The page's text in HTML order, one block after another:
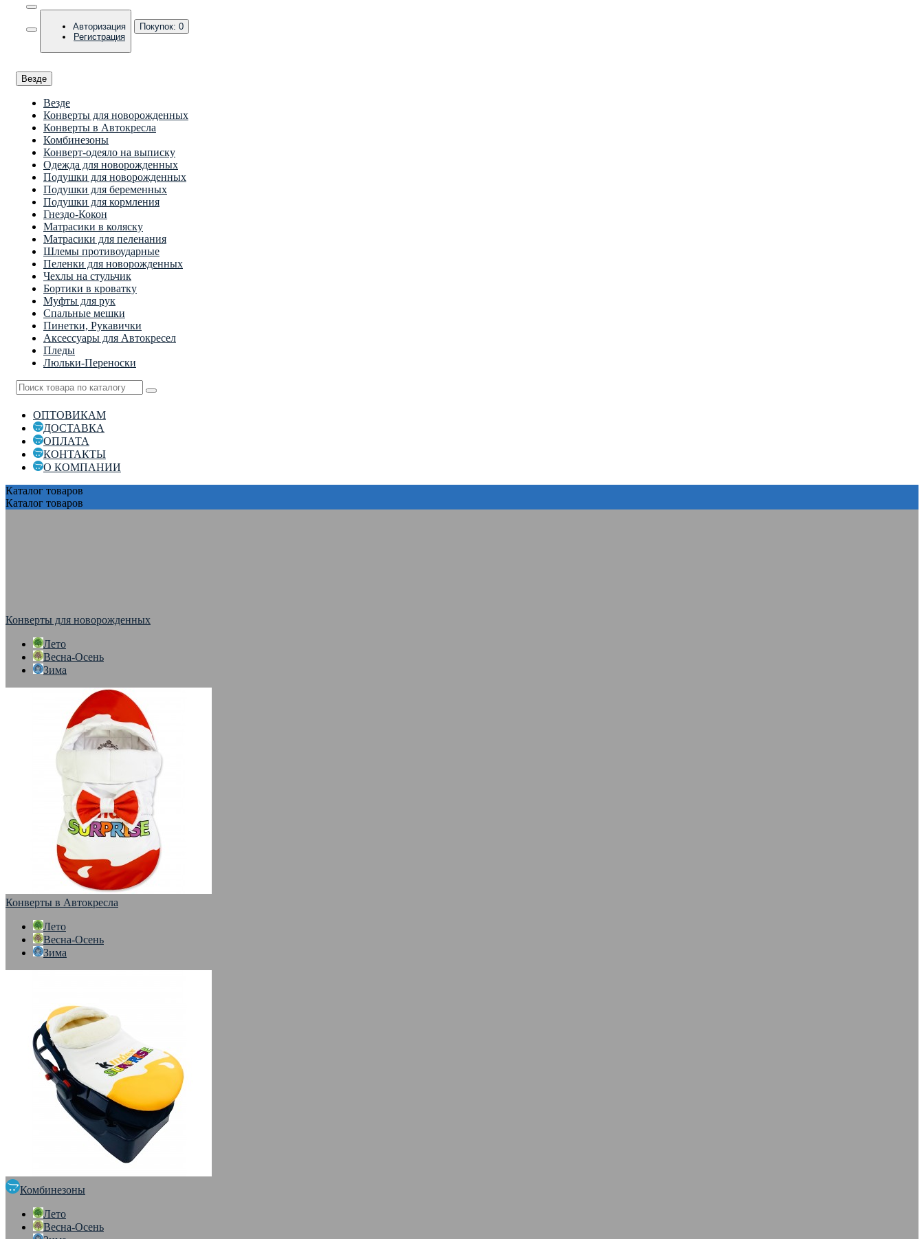
Авторизация
Регистрация
Покупок: 0
Везде
Везде
Конверты для новорожденных
Конверты в Автокресла
Комбинезоны
Конверт-одеяло на выписку
Одежда для новорожденных
Подушки для новорожденных
Подушки для беременных
Подушки для кормления
Гнездо-Кокон
Матрасики в коляску
Матрасики для пеленания
Шлемы противоударные
Пеленки для новорожденных
Чехлы на стульчик
Бортики в кроватку
Муфты для рук
Спальные мешки
Пинетки, Рукавички
Аксессуары для Автокресел
Пледы
Люльки-Переноски
ОПТОВИКАМ
ДОСТАВКА
ОПЛАТА
КОНТАКТЫ
О КОМПАНИИ
Каталог товаров
Каталог товаров
Конверты для новорожденных
Лето
Весна-Осень
Зима
Конверты в Автокресла
Лето
Весна-Осень
Зима
Комбинезоны
Лето
Весна-Осень